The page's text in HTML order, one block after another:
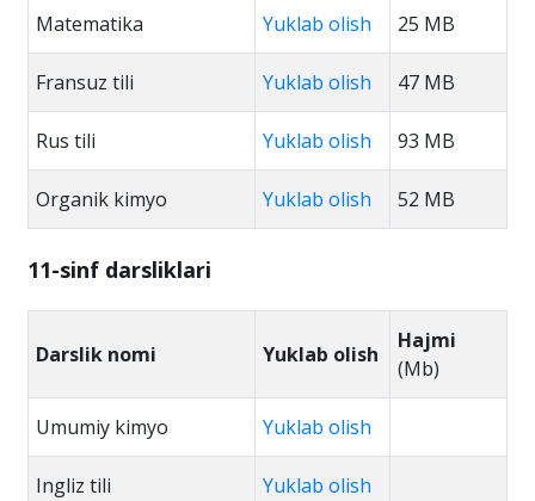
Matematika Yuklab olish 25 MB
Fransuz tili Yuklab olish 47 MB
Rus tili Yuklab olish 93 MB
Organik kimyo Yuklab olish 52 MB
11-sinf darsliklari
Darslik nomi Yuklab olish
Hajmi
(Mb)
Umumiy kimyo Yuklab olish
Ingliz tili Yuklab olish